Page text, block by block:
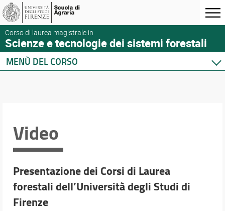
Corso di laurea magistrale in
Scienze e tecnologie dei sistemi forestali
MENÙ DEL CORSO
Sedi e strutture
Norme e regolamenti
Organizzazione
Qualità e Valutazione della Didattica
Per iscriversi
Per laurearsi
Video
Presentazione dei Corsi di Laurea
forestali dell’Università degli Studi di
Firenze